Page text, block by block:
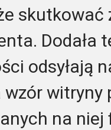
skutkować
Dodała
odsyłają
witryny
na